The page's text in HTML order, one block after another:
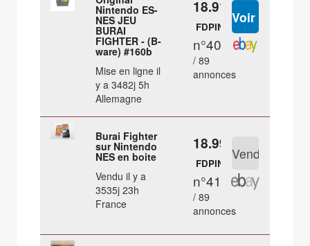
Nintendo ES-
NES JEU
BURAI
FIGHTER - (B-
ware) #160b
Mise en ligne il
y a 3482j 5h
Allemagne
18.91 €
FDPIN
n°40
/ 89
annonces
Burai Fighter
sur Nintendo
NES en boite
Vendu il y a
3535j 23h
France
18.99 €
FDPIN
n°41
/ 89
annonces